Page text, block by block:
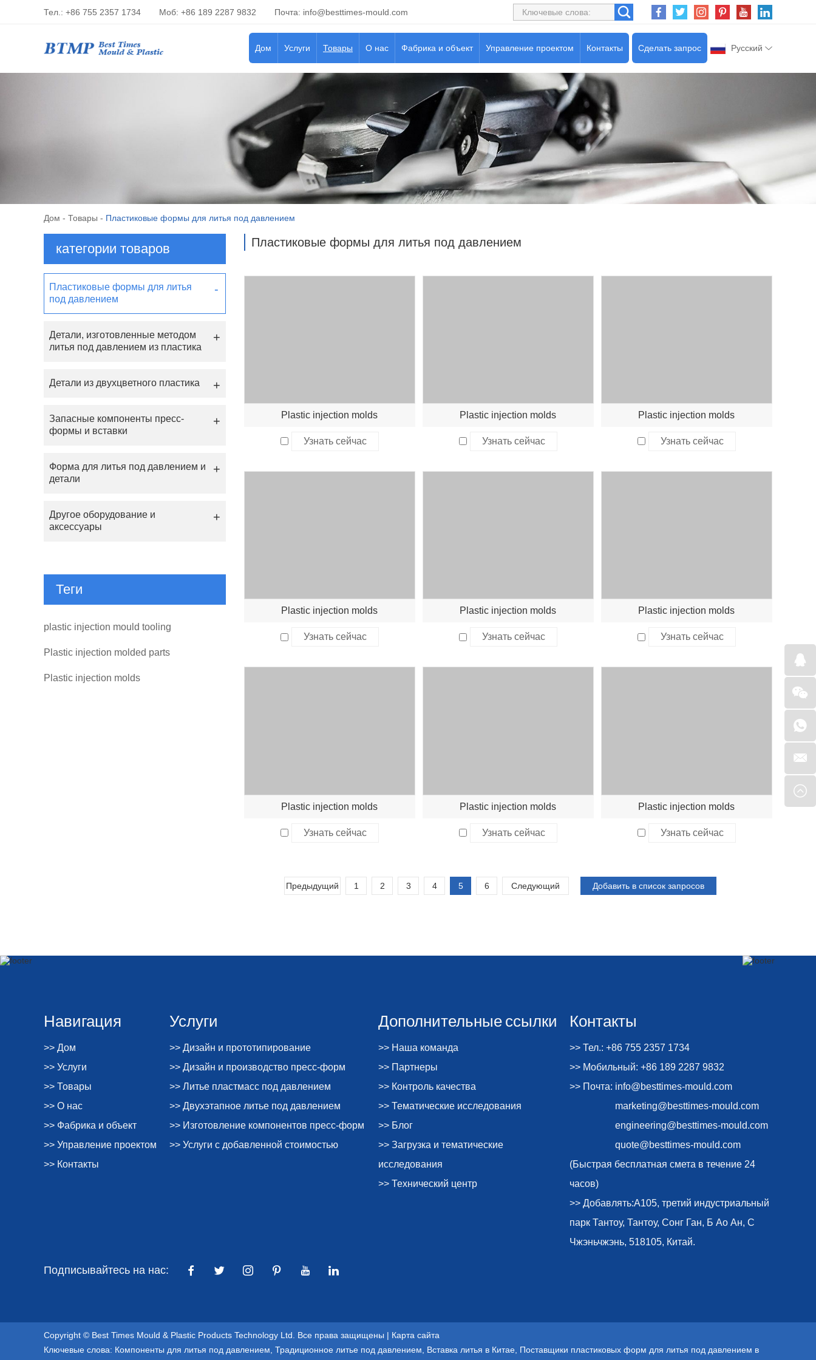
Тел.: +86 755 2357 1734 Моб: +86 189 2287 9832 Почта: info@besttimes-mould.com
Русский
Сделать запрос
Дом Услуги Товары О нас Фабрика и объект Управление проектом Контакты
Дом - Товары - Пластиковые формы для литья под давлением
Пластиковые формы для литья под давлением
Plastic injection molds
Узнать сейчас
Plastic injection molds
Узнать сейчас
Plastic injection molds
Узнать сейчас
Plastic injection molds
Узнать сейчас
Plastic injection molds
Узнать сейчас
Plastic injection molds
Узнать сейчас
Plastic injection molds
Узнать сейчас
Plastic injection molds
Узнать сейчас
Plastic injection molds
Узнать сейчас
Предыдущий 1 2 3 4 5 6 Следующий
категории товаров
Пластиковые формы для литья
под давлением
Детали, изготовленные методом
литья под давлением из пластика
Детали из двухцветного пластика
Запасные компоненты пресс-
формы и вставки
Форма для литья под давлением и
детали
Другое оборудование и
аксессуары
Теги
plastic injection mould tooling
Plastic injection molded parts
Plastic injection molds
Навигация
>> Дом
>> Услуги
>> Товары
>> О нас
>> Фабрика и объект
>> Управление проектом
>> Контакты
Услуги
>> Дизайн и прототипирование
>> Дизайн и производство пресс-форм
>> Литье пластмасс под давлением
>> Двухэтапное литье под давлением
>> Изготовление компонентов пресс-форм
>> Услуги с добавленной стоимостью
Дополнительные ссылки
>> Наша команда
>> Партнеры
>> Контроль качества
>> Тематические исследования
>> Блог
>> Загрузка и тематические
исследования
>> Технический центр
Контакты
>> Тел.: +86 755 2357 1734
>> Мобильный: +86 189 2287 9832
>> Почта: info@besttimes-mould.com
marketing@besttimes-mould.com
engineering@besttimes-mould.com
quote@besttimes-mould.com
(Быстрая бесплатная смета в течение 24
часов)
>> Добавлять:A105, третий индустриальный
парк Тантоу, Тантоу, Сонг Ган, Б Ао Ан, С
Чжэньчжэнь, 518105, Китай.
Подписывайтесь на нас:
Copyright © Best Times Mould & Plastic Products Technology Ltd. Все права защищены | Карта сайта
Ключевые слова: Компоненты для литья под давлением Традиционное литье под давлением Вставка литья в Китае Поставщики пластиковых форм для литья под давлением в